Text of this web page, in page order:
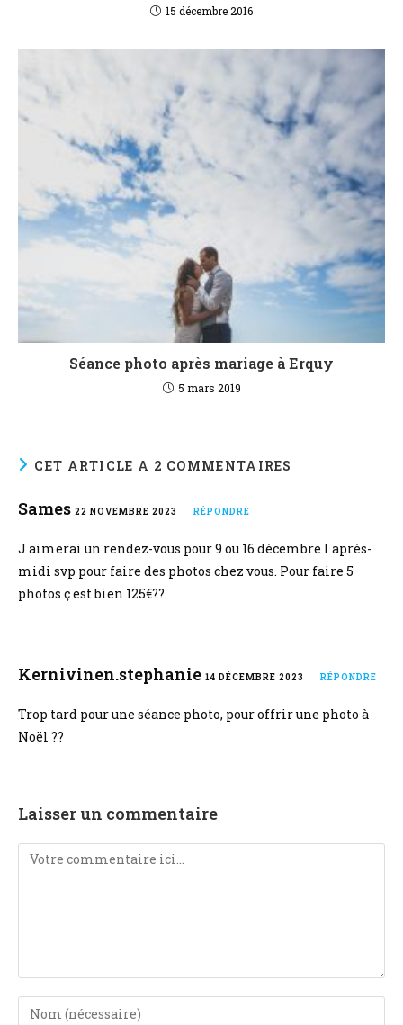
15 décembre 2016
Séance photo après mariage à Erquy
5 mars 2019
CET ARTICLE A 2 COMMENTAIRES
Sames 22 NOVEMBRE 2023 RÉPONDRE
J aimerai un rendez-vous pour 9 ou 16 décembre l après-
midi svp pour faire des photos chez vous. Pour faire 5
photos ç est bien 125€??
Kernivinen.stephanie 14 DÉCEMBRE 2023 RÉPONDRE
Trop tard pour une séance photo, pour offrir une photo à
Noël ??
Laisser un commentaire